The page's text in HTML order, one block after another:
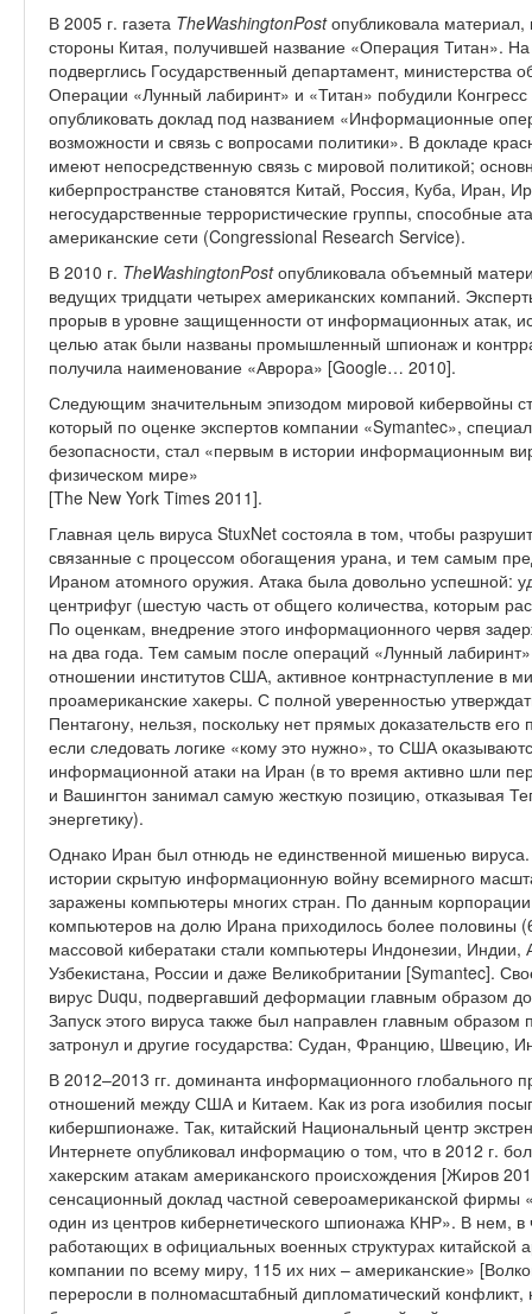
В 2005 г. газета TheWashingtonPostопубликовала материал,
стороны Китая, получившей название «Операция Титан».
подверглись Государственный департамент, министерства
Операции «Лунный лабиринт» и «Титан» побудили
опубликовать доклад под названием «Информационные
возможности и связь с вопросами политики». В докладе
имеют непосредственную связь с мировой политикой;
киберпространстве становятся Китай, Россия, Куба, Иран,
негосударственные террористические группы, способные
американские сети (Congressional Research Service).
В 2010 г. TheWashingtonPostопубликовала объемный
ведущих тридцати четырех американских компаний.
прорыв в уровне защищенности от информационных атак,
целью атак были названы промышленный шпионаж и
получила наименование «Аврора» [Google… 2010].
Следующим значительным эпизодом мировой кибервойны
который по оценке экспертов компании «Symantec»,
безопасности, стал «первым в истории информационным
физическом мире»
[The New York Times 2011].
Главная цель вируса StuxNet состояла в том, чтобы
связанные с процессом обогащения урана, и тем самым
Ираном атомного оружия. Атака была довольно успешной:
центрифуг (шестую часть от общего количества, которым
По оценкам, внедрение этого информационного червя
на два года. Тем самым после операций «Лунный
отношении институтов США, активное контрнаступление в
проамериканские хакеры. С полной уверенностью
Пентагону, нельзя, поскольку нет прямых доказательств его
если следовать логике «кому это нужно», то США
информационной атаки на Иран (в то время активно шли
и Вашингтон занимал самую жесткую позицию, отказывая
энергетику).
Однако Иран был отнюдь не единственной мишенью
истории скрытую информационную войну всемирного
заражены компьютеры многих стран. По данным
компьютеров на долю Ирана приходилось более половины
массовой кибератаки стали компьютеры Индонезии,
Узбекистана, России и даже Великобритании [Symantec].
вирус Duqu, подвергавший деформации главным образом
Запуск этого вируса также был направлен главным
затронул и другие государства: Судан, Францию, Швецию,
В 2012–2013 гг. доминанта информационного глобального
отношений между США и Китаем. Как из рога изобилия
кибершпионаже. Так, китайский Национальный центр
Интернете опубликовал информацию о том, что в 2012 г.
хакерским атакам американского происхождения [Жиров
сенсационный доклад частной североамериканской
один из центров кибернетического шпионажа КНР». В нем, в
работающих в официальных военных структурах китайской
компании по всему миру, 115 их них – американские»
переросли в полномасштабный дипломатический конфликт,